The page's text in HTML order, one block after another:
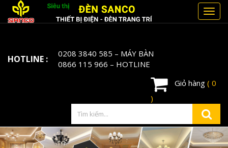
HOTLINE : 0208 3840 585 – MÁY BÀN
0866 115 966 – HOTLINE
Giỏ hàng ( 0
)